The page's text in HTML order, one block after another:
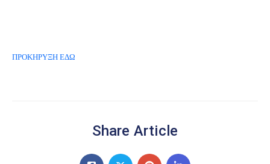
ΠΡΟΚΗΡΥΞΗ ΕΔΩ
Share Article